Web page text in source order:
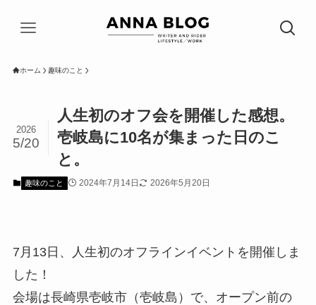
ホーム 趣味のこと
人生初のオフ会を開催した感想。
壱岐島に10名が集まった日のこ
と。
2026
5/20
趣味のこと 2024年7月14日 2026年5月20日
7月13日、人生初のオフラインイベントを開催しま
した！
会場は長崎県壱岐市（壱岐島）で、オープン前の